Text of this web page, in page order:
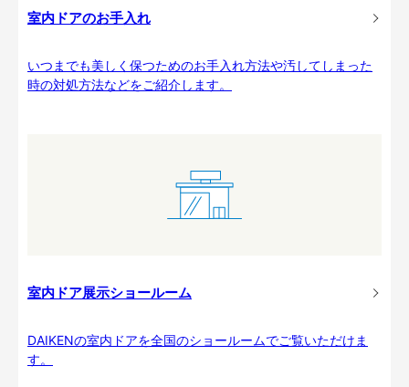
室内ドアのお手入れ
いつまでも美しく保つためのお手入れ方法や汚してしまった
時の対処方法などをご紹介します。
室内ドア展示ショールーム
DAIKENの室内ドアを全国のショールームでご覧いただけま
す。